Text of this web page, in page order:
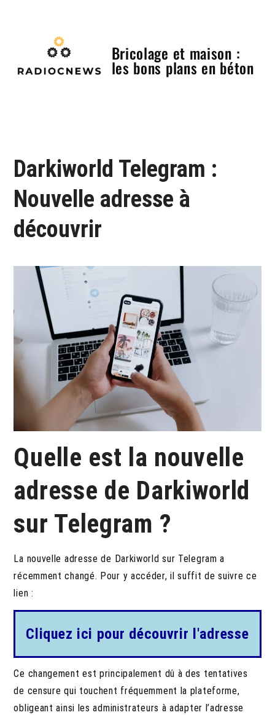
Bricolage et maison :
les bons plans en béton
Darkiworld Telegram :
Nouvelle adresse à
découvrir
Quelle est la nouvelle
adresse de Darkiworld
sur Telegram ?
La nouvelle adresse de Darkiworld sur Telegram a
récemment changé. Pour y accéder, il suffit de suivre ce
lien :
Cliquez ici pour découvrir l'adresse
Ce changement est principalement dû à des tentatives
de censure qui touchent fréquemment la plateforme,
obligeant ainsi les administrateurs à adapter l’adresse